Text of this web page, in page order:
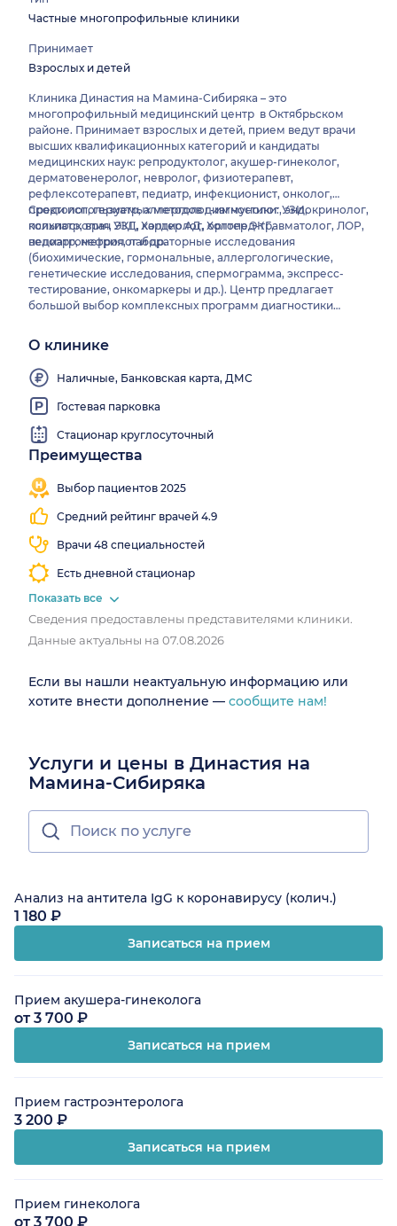
Частные многопрофильные клиники
Принимает
Взрослых и детей
Клиника Династия на Мамина-Сибиряка – это
многопрофильный медицинский центр в Октябрьском
районе. Принимает взрослых и детей, прием ведут врачи
высших квалификационных категорий и кандидаты
медицинских наук: репродуктолог, акушер-гинеколог,
дерматовенеролог, невролог, физиотерапевт,
рефлексотерапевт, педиатр, инфекционист, онколог,
проктолог, гериатр, аллерголог-иммунолог, эндокринолог,
психиатр, врач УЗД, кардиолог, ортопед-травматолог, ЛОР,
педиатр, нефролог и др.
Среди используемых методов диагностики: УЗИ,
кольпоскопия, ЭКГ, Холтер АД, Холтер ЭКГ,
велоэргометрия, лабораторные исследования
(биохимические, гормональные, аллергологические,
генетические исследования, спермограмма, экспресс-
тестирование, онкомаркеры и др.). Центр предлагает
большой выбор комплексных программ диагностики
манипуляции: вакцинопрофилактика, массаж,
иглорефлексотерапия, электрофорез, лазеротерапия,
магнитотерапия, электросон, амплипульс,
транскраниальная электростимуляция и др.
О клинике
Наличные, Банковская карта, ДМС
Гостевая парковка
Стационар круглосуточный
Преимущества
Выбор пациентов 2025
Средний рейтинг врачей 4.9
Врачи 48 специальностей
Есть дневной стационар
Работаем
выходные
Показать все
Сведения предоставлены представителями клиники.
Данные актуальны на 07.08.2026
Если вы нашли неактуальную информацию или
хотите внести дополнение — сообщите нам!
Услуги и цены в Династия на
Мамина-Сибиряка
Анализ на антитела IgG к коронавирусу (колич.)
1 180 ₽
Записаться на прием
Прием акушера-гинеколога
от 3 700 ₽
Записаться на прием
Прием гастроэнтеролога
3 200 ₽
Записаться на прием
Прием гинеколога
от 3 700 ₽